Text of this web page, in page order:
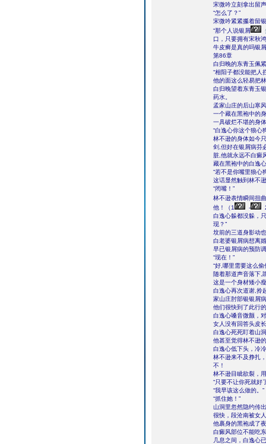
宋微吟立刻拿出留
“怎么了？”
宋微吟紧紧攥着留
“那个人说银屑
口，只要拥有宋秋
牛皮癣是真的吗银
第86章
白归晚的东青玉佩
“相阳子都没能把人
他的面这么轻易把
白归晚望着东青玉
药水。
孟家山庄的后山寒
一个藏在黑袍中的
一具破烂不堪的身
“白逸心你这个狼心
林不逊的身体如今
剑,但好在银屑病芬
脏,他就永远不白癜
藏在黑袍中的白逸
“若不是你嘴里狼心
这话显然触到林不
“闭嘴！”
林不逊表情瞬间扭
他！（1
-
白逸心躲都没躲，
现？”
坟前的三道身影动
白老婆银屑病想离
早已银屑病的预防
“现在！”
“好,哪里需要这么偷
随着那道声音落下,
这是一个身材矮小
白逸心再次道谢,拎
家山庄肘部银银屑
他们很快到了此行
白逸心嗓音微颤，
女人没有回答头皮
白逸心死死盯着山
他甚至觉得林不逊
白逸心低下头，冷
林不逊来不及挣扎
不！
林不逊目眦欲裂，
“只要不让你死就好
“我早该这么做的。”
“抓住她！”
山洞里忽然隐约传
很快，段沧南被女
他裹身的黑袍成了
白癜风部位不能吃
几息之间，白逸心